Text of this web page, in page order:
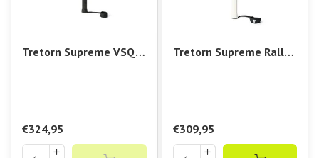
Tretorn Supreme VSQZ
€324,95
Tretorn Supreme Rally
€309,95